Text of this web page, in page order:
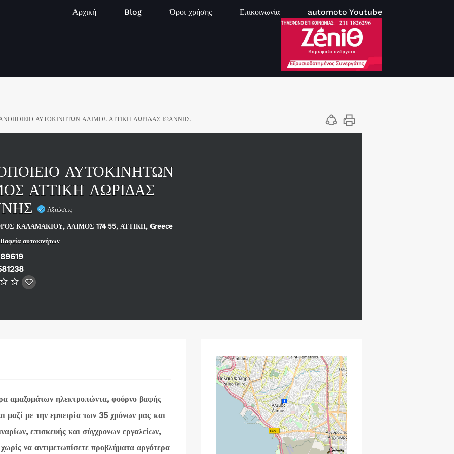
Αρχική Blog Όροι χρήσης Επικοινωνία automoto Youtube
ΑΥΤΟΚΙΝΗΤΩΝ ΑΛΙΜΟΣ ΑΤΤΙΚΗ ΛΩΡΙΔΑΣ ΙΩΑΝΝΗΣ
ΑΥΤΟΚΙΝΗΤΩΝ
ΑΤΤΙΚΗ ΛΩΡΙΔΑΣ
Αξιώσεις
ΚΑΛΑΜΑΚΙΟΥ, ΑΛΙΜΟΣ 174 55, ΑΤΤΙΚΗ, Greece
αυτοκινήτων
αμαξομάτων ηλεκτροπώντα, φούρνο βαφής
μαζί με την εμπειρία των 35 χρόνων μας και
επισκευής και σύγχρονων εργαλείων,
να αντιμετωπίσετε προβλήματα αργότερα